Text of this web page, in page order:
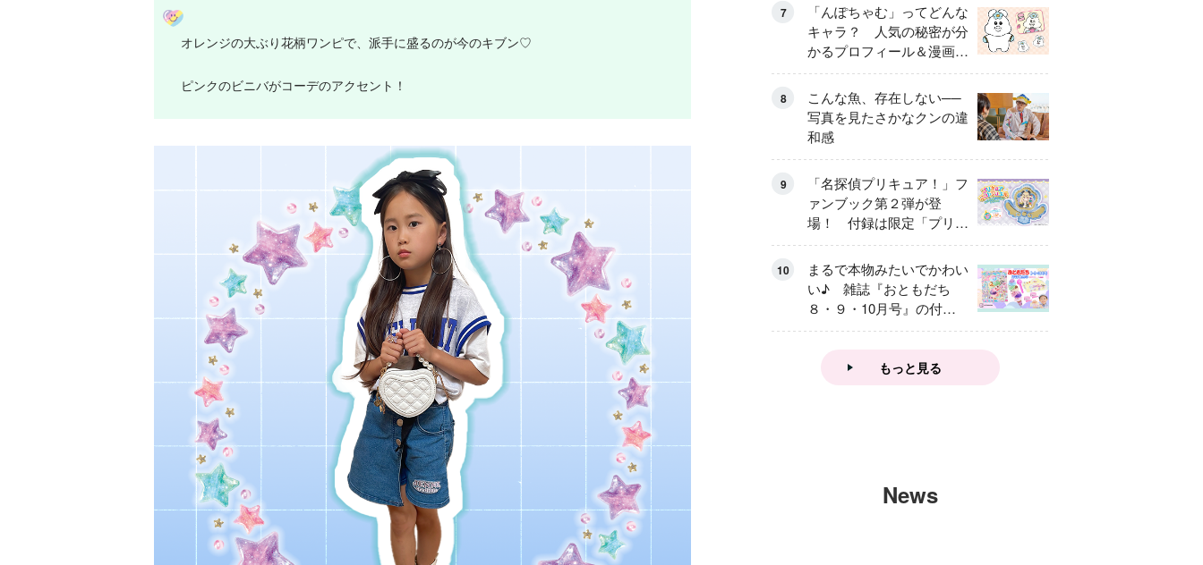
オレンジの大ぶり花柄ワンピで、派手に盛るのが今のキブン♡
ピンクのビニバがコーデのアクセント！
7
「んぽちゃむ」ってどんな
キャラ？ 人気の秘密が分
かるプロフィール＆漫画ま
とめ
8
こんな魚、存在しない──
写真を見たさかなクンの違
和感
9
「名探偵プリキュア！」フ
ァンブック第２弾が登
場！ 付録は限定「プリキ
ュアマコトジュエル キュ
アアルカナ・シャドウ ア
イスver.」 キュアエクレ
ールを大特集！
10
まるで本物みたいでかわい
い♪ 雑誌『おともだち
８・９・10月号』の付録
は『サーティワン アイス
もっと見る
News